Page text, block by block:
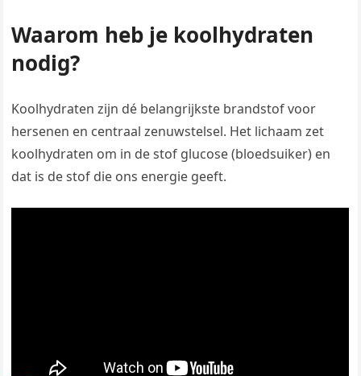
Waarom heb je koolhydraten
nodig?
Koolhydraten zijn dé belangrijkste brandstof voor
hersenen en centraal zenuwstelsel. Het lichaam zet
koolhydraten om in de stof glucose (bloedsuiker) en
dat is de stof die ons energie geeft.